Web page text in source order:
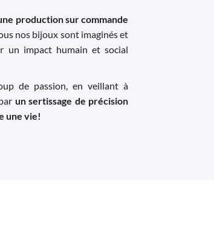
production sur commande
nos bijoux sont imaginés et
un impact humain et social
de passion, en veillant à
un sertissage de précision
une vie!